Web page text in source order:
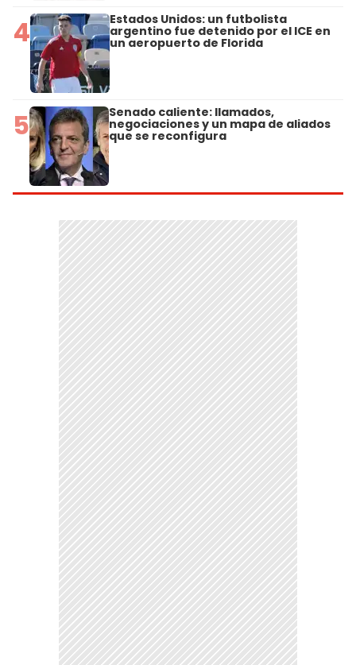
4 Estados Unidos: un futbolista
argentino fue detenido por el ICE en
un aeropuerto de Florida
5 Senado caliente: llamados,
negociaciones y un mapa de aliados
que se reconfigura